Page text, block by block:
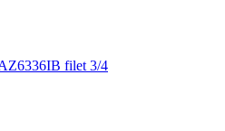
filet 3/4